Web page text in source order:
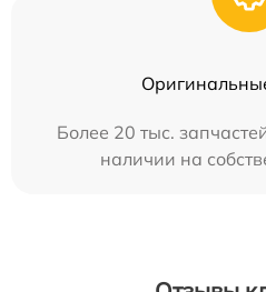
Более 20 тыс.
наличии на